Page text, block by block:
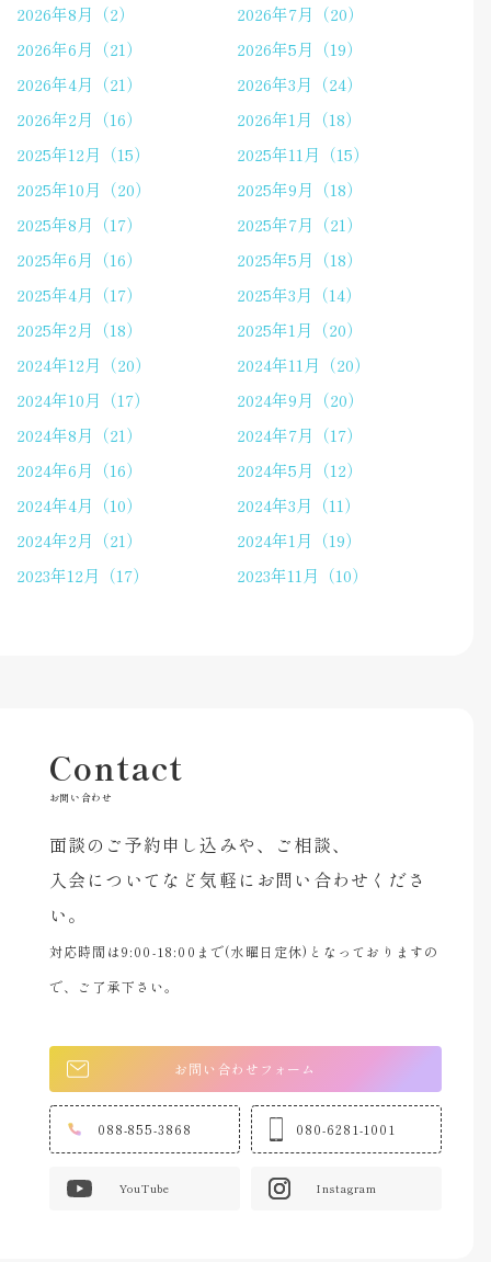
2026年8月（2）
2026年7月（20）
2026年6月（21）
2026年5月（19）
2026年4月（21）
2026年3月（24）
2026年2月（16）
2026年1月（18）
2025年12月（15）
2025年11月（15）
2025年10月（20）
2025年9月（18）
2025年8月（17）
2025年7月（21）
2025年6月（16）
2025年5月（18）
2025年4月（17）
2025年3月（14）
2025年2月（18）
2025年1月（20）
2024年12月（20）
2024年11月（20）
2024年10月（17）
2024年9月（20）
2024年8月（21）
2024年7月（17）
2024年6月（16）
2024年5月（12）
2024年4月（10）
2024年3月（11）
2024年2月（21）
2024年1月（19）
2023年12月（17）
2023年11月（10）
Contact
お問い合わせ
面談のご予約申し込みや、ご相談、
入会についてなど気軽にお問い合わせくださ
い。
対応時間は9:00-18:00まで(水曜日定休)となっておりますの
で、ご了承下さい。
お問い合わせフォーム
088-855-3868 080-6281-1001
YouTube Instagram